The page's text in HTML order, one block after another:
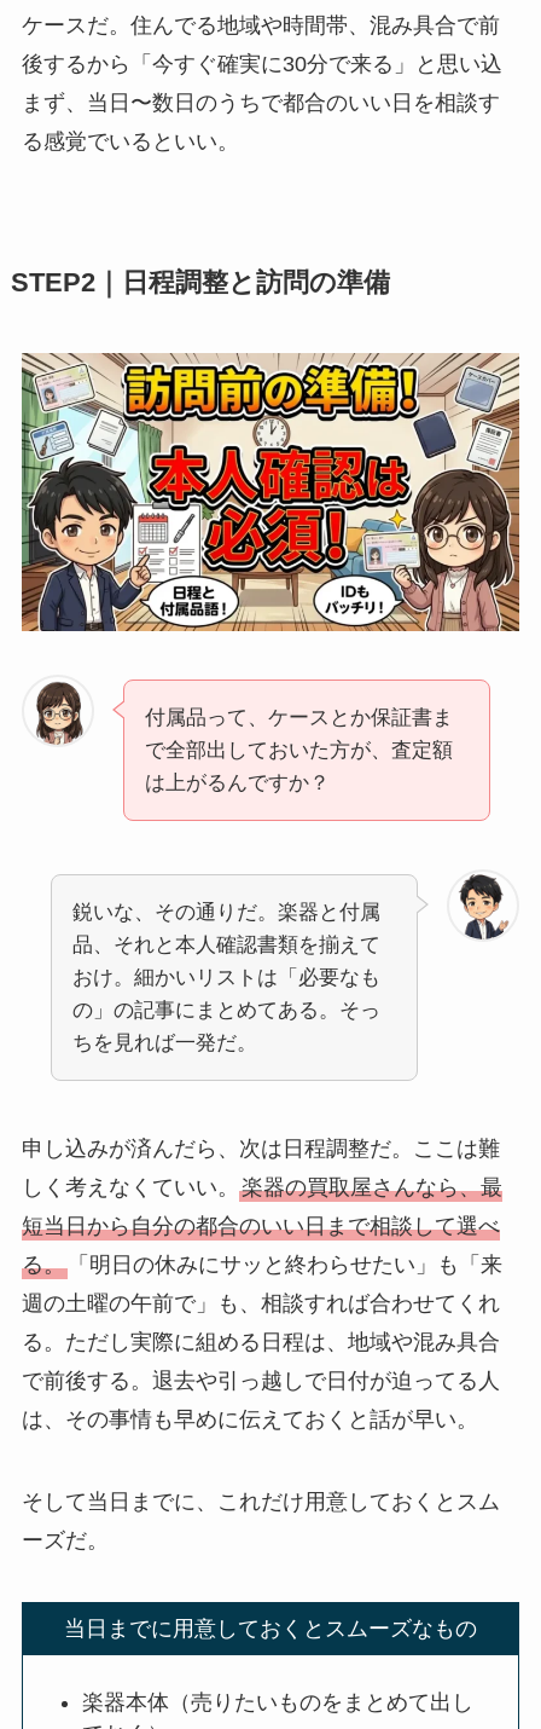
ケースだ。住んでる地域や時間帯、混み具合で前
後するから「今すぐ確実に30分で来る」と思い込
まず、当日〜数日のうちで都合のいい日を相談す
る感覚でいるといい。
STEP2｜日程調整と訪問の準備
付属品って、ケースとか保証書ま
で全部出しておいた方が、査定額
は上がるんですか？
鋭いな、その通りだ。楽器と付属
品、それと本人確認書類を揃えて
おけ。細かいリストは「必要なも
の」の記事にまとめてある。そっ
ちを見れば一発だ。
申し込みが済んだら、次は日程調整だ。ここは難
しく考えなくていい。 楽器の買取屋さんなら、最
短当日から自分の都合のいい日まで相談して選べ
る。「明日の休みにサッと終わらせたい」も「来
週の土曜の午前で」も、相談すれば合わせてくれ
る。ただし実際に組める日程は、地域や混み具合
で前後する。退去や引っ越しで日付が迫ってる人
は、その事情も早めに伝えておくと話が早い。
そして当日までに、これだけ用意しておくとスム
ーズだ。
当日までに用意しておくとスムーズなもの
楽器本体（売りたいものをまとめて出し